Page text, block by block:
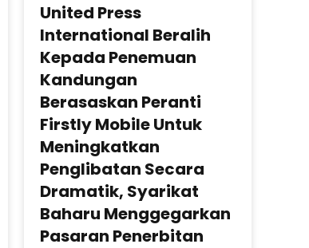
United Press
International Beralih
Kepada Penemuan
Kandungan
Berasaskan Peranti
Firstly Mobile Untuk
Meningkatkan
Penglibatan Secara
Dramatik, Syarikat
Baharu Menggegarkan
Pasaran Penerbitan